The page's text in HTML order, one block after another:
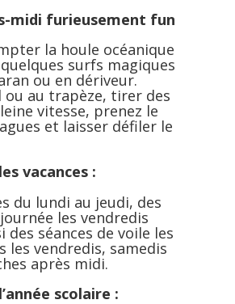
midi furieusement fun
la houle océanique
surfs magiques
ou en dériveur.
ou au trapèze, tirer des
vitesse, prenez le
et laisser défiler le
vacances :
du lundi au jeudi, des
les vendredis
des séances de voile les
les vendredis, samedis
après midi.
scolaire :